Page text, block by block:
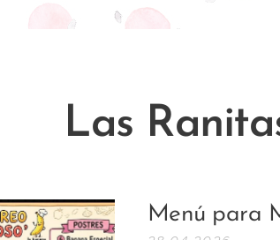
Las
Menú para